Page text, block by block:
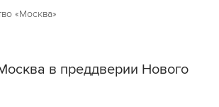
«Москва»
в преддверии Нового